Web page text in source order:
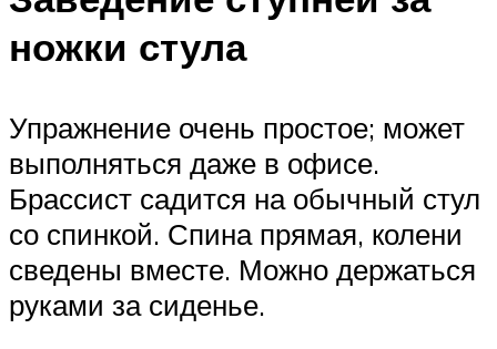
ножки стула
Упражнение очень простое; может
выполняться даже в офисе.
Брассист садится на обычный стул
со спинкой. Спина прямая, колени
сведены вместе. Можно держаться
руками за сиденье.